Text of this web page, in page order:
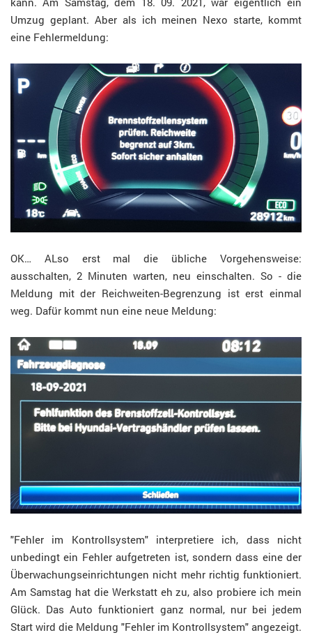
Umzug geplant. Aber als ich meinen Nexo starte, kommt
eine Fehlermeldung:
OK… ALso erst mal die übliche Vorgehensweise:
ausschalten, 2 Minuten warten, neu einschalten. So - die
Meldung mit der Reichweiten-Begrenzung ist erst einmal
weg. Dafür kommt nun eine neue Meldung:
"Fehler im Kontrollsystem" interpretiere ich, dass nicht
unbedingt ein Fehler aufgetreten ist, sondern dass eine der
Überwachungseinrichtungen nicht mehr richtig funktioniert.
Am Samstag hat die Werkstatt eh zu, also probiere ich mein
Glück. Das Auto funktioniert ganz normal, nur bei jedem
Start wird die Meldung "Fehler im Kontrollsystem" angezeigt.